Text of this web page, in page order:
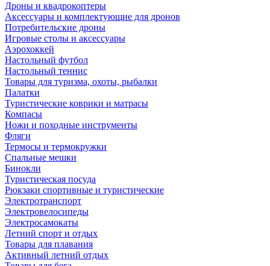
Дроны и квадрокоптеры
Аксессуары и комплектующие для дронов
Потребительские дроны
Игровые столы и аксессуары
Аэрохоккей
Настольный футбол
Настольный теннис
Товары для туризма, охоты, рыбалки
Палатки
Туристические коврики и матрасы
Компасы
Ножи и походные инструменты
Фляги
Термосы и термокружки
Спальные мешки
Бинокли
Туристическая посуда
Рюкзаки спортивные и туристические
Электротранспорт
Электровелосипеды
Электросамокаты
Летний спорт и отдых
Товары для плавания
Активный летний отдых